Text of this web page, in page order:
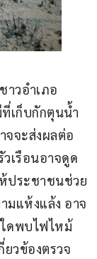
วอำเภอ
เก็บกักตุนน้ำ
จจะส่งผลต่อ
เรือนอาจดูด
ประชาชนช่วย
มแห้งแล้ง อาจ
ดพบไฟไหม้
วข้องตรวจ